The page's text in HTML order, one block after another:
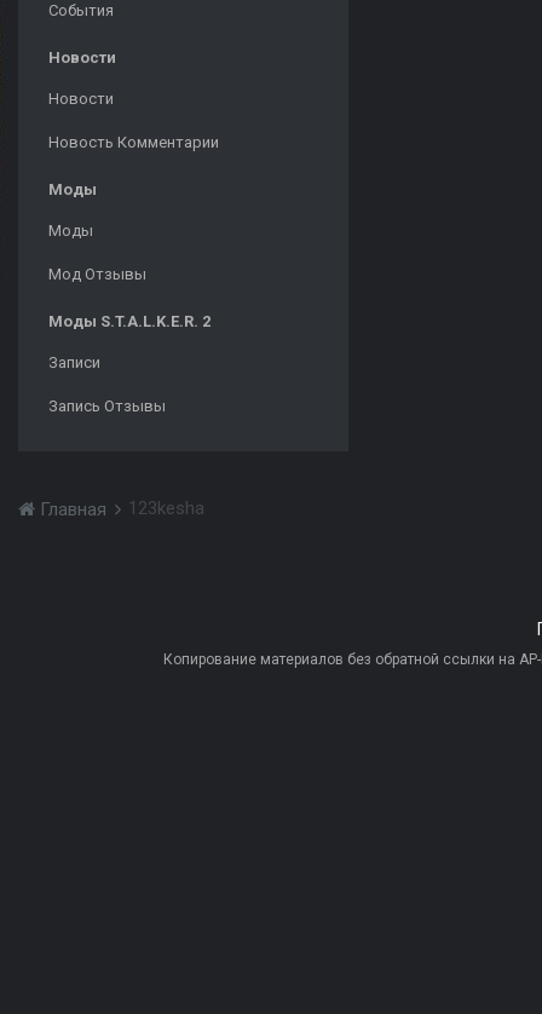
События
Новости
Новости
Новость Комментарии
Моды
Моды
Мод Отзывы
Моды S.T.A.L.K.E.R. 2
Записи
Запись Отзывы
Главная 123kesha
Копирование материалов без обратной ссылки на